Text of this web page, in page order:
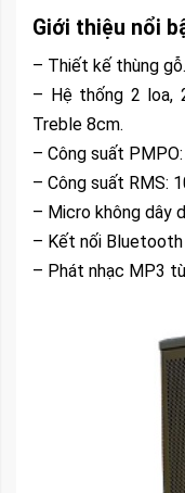
Giới thiệu nổi
– Thiết kế thùng
– Hệ thống 2 loa,
Treble 8cm.
– Công suất PMPO:
– Công suất RMS:
– Micro không dây
– Kết nối Bluetooth
– Phát nhạc MP3